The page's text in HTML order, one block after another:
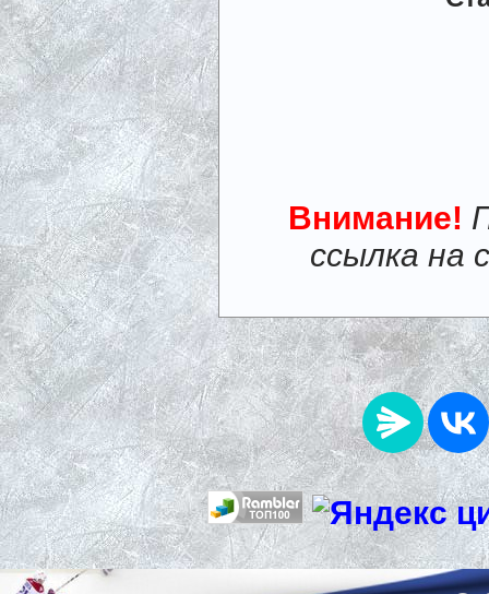
Внимание!
ссылка на